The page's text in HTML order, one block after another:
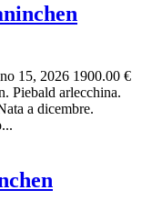
15, 2026 1900.00 €
Piebald arlecchina.
a dicembre.